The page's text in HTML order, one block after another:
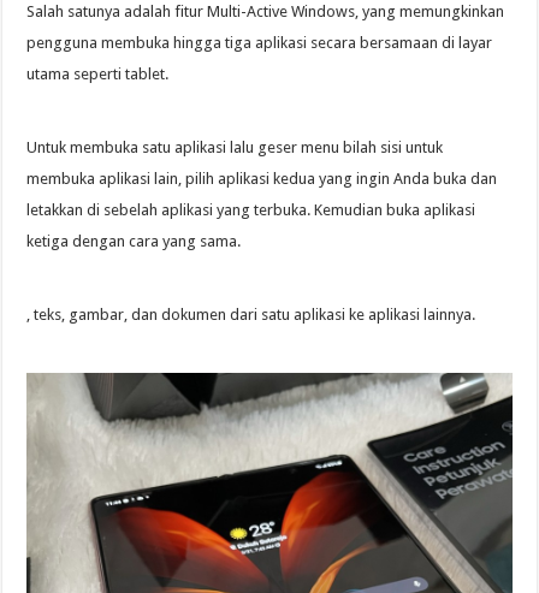
Salah satunya adalah fitur Multi-Active Windows, yang memungkinkan
pengguna membuka hingga tiga aplikasi secara bersamaan di layar
utama seperti tablet.
Untuk membuka satu aplikasi lalu geser menu bilah sisi untuk
membuka aplikasi lain, pilih aplikasi kedua yang ingin Anda buka dan
letakkan di sebelah aplikasi yang terbuka. Kemudian buka aplikasi
ketiga dengan cara yang sama.
, teks, gambar, dan dokumen dari satu aplikasi ke aplikasi lainnya.